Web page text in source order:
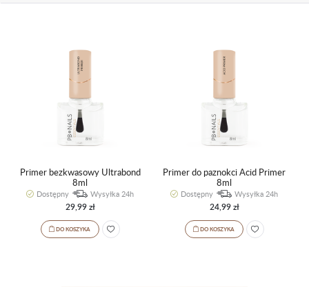
Primer bezkwasowy Ultrabond
8ml
Dostępny Wysyłka 24h
29,99 zł
DO KOSZYKA
Primer do paznokci Acid Primer
8ml
Dostępny Wysyłka 24h
24,99 zł
DO KOSZYKA